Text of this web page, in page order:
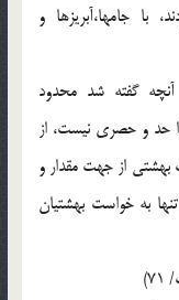
‌جامها،آبريزها و
آنچه گفته شد محدود
حد و حصري نيست، از
بهشتي از جهت مقدار و
به خواست بهشتيان